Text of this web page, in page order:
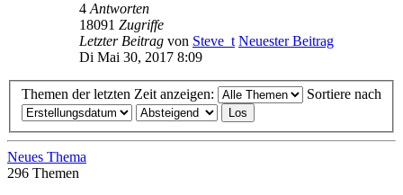
4 Antworten
18091 Zugriffe
Letzter Beitrag von Steve_t Neuester Beitrag
Di Mai 30, 2017 8:09
Themen der letzten Zeit anzeigen: Sortiere nach
Neues Thema
296 Themen